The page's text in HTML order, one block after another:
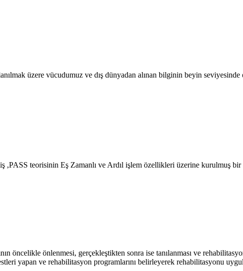
üzere vücudumuz ve dış dünyadan alınan bilginin beyin
,PASS teorisinin Eş Zamanlı ve Ardıl işlem özellikleri üzerine kurulmuş
öncelikle önlenmesi, gerçekleştikten sonra ise tanılanması ve
yapan ve rehabilitasyon programlarını belirleyerek rehabilitasyonu